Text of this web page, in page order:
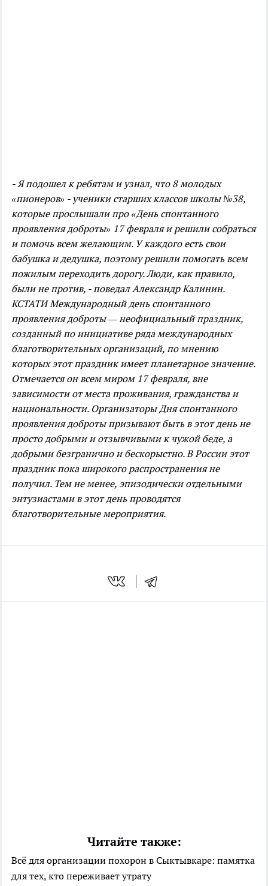
- Я подошел к ребятам и узнал, что 8 молодых
«пионеров» - ученики старших классов школы №38,
которые прослышали про «День спонтанного
проявления доброты» 17 февраля и решили собраться
и помочь всем желающим. У каждого есть свои
бабушка и дедушка, поэтому решили помогать всем
пожилым переходить дорогу. Люди, как правило,
были не против, - поведал Александр Калинин.
КСТАТИ Международный день спонтанного
проявления доброты — неофициальный праздник,
созданный по инициативе ряда международных
благотворительных организаций, по мнению
которых этот праздник имеет планетарное значение.
Отмечается он всем миром 17 февраля, вне
зависимости от места проживания, гражданства и
национальности. Организаторы Дня спонтанного
проявления доброты призывают быть в этот день не
просто добрыми и отзывчивыми к чужой беде, а
добрыми безгранично и бескорыстно. В России этот
праздник пока широкого распространения не
получил. Тем не менее, эпизодически отдельными
энтузиастами в этот день проводятся
благотворительные мероприятия.
Читайте также:
Всё для организации похорон в Сыктывкаре: памятка
для тех, кто переживает утрату